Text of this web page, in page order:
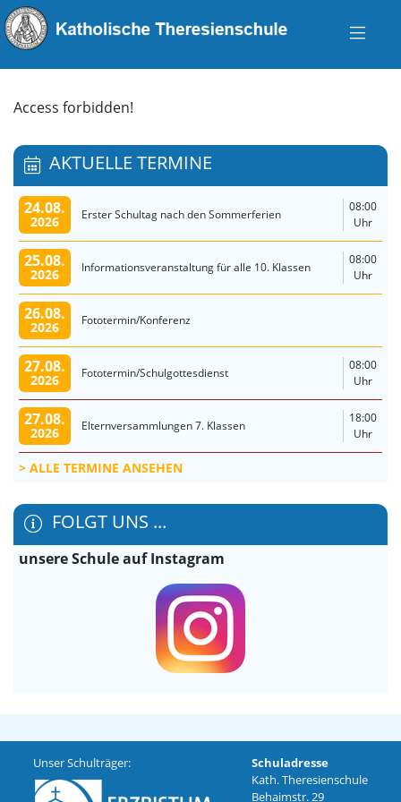
Access forbidden!
AKTUELLE TERMINE
24.08.
2026 Erster Schultag nach den Sommerferien
08:00
Uhr
25.08.
2026 Informationsveranstaltung für alle 10. Klassen
08:00
Uhr
26.08.
2026 Fototermin/Konferenz
27.08.
2026 Fototermin/Schulgottesdienst
08:00
Uhr
27.08.
2026 Elternversammlungen 7. Klassen
18:00
Uhr
ALLE TERMINE ANSEHEN
FOLGT UNS ...
unsere Schule auf Instagram
Unser Schulträger:
Schuladresse
Kath. Theresienschule
Behaimstr. 29